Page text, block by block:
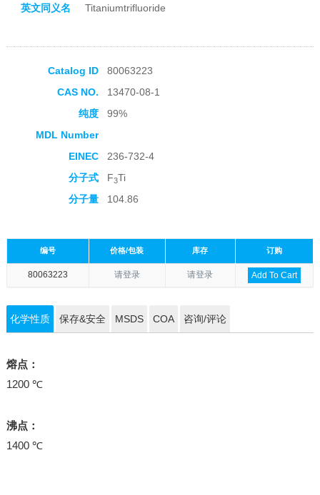
收藏产品
英文同义名 Titaniumtrifluoride
Catalog ID
80063223
CAS NO.
13470-08-1
纯度
99%
MDL Number
EINEC
236-732-4
分子式
F3Ti
分子量
104.86
编号 价格/包装 库存 订购
80063223 请登录 请登录 Add To Cart
化学性质 保存&安全 MSDS COA 咨询/评论
熔点：
1200 ℃
沸点：
1400 ℃